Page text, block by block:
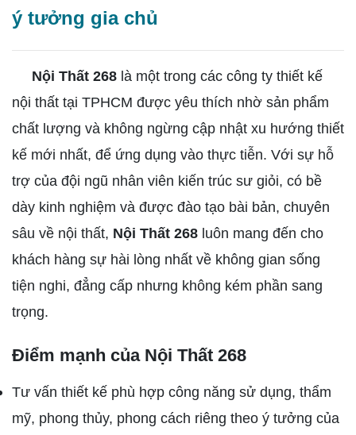
ý tưởng gia chủ
Nội Thất 268 là một trong các công ty thiết kế
nội thất tại TPHCM được yêu thích nhờ sản phẩm
chất lượng và không ngừng cập nhật xu hướng thiết
kế mới nhất, để ứng dụng vào thực tiễn. Với sự hỗ
trợ của đội ngũ nhân viên kiến trúc sư giỏi, có bề
dày kinh nghiệm và được đào tạo bài bản, chuyên
sâu về nội thất, Nội Thất 268 luôn mang đến cho
khách hàng sự hài lòng nhất về không gian sống
tiện nghi, đẳng cấp nhưng không kém phần sang
trọng.
Điểm mạnh của Nội Thất 268
Tư vấn thiết kế phù hợp công năng sử dụng, thẩm
mỹ, phong thủy, phong cách riêng theo ý tưởng của